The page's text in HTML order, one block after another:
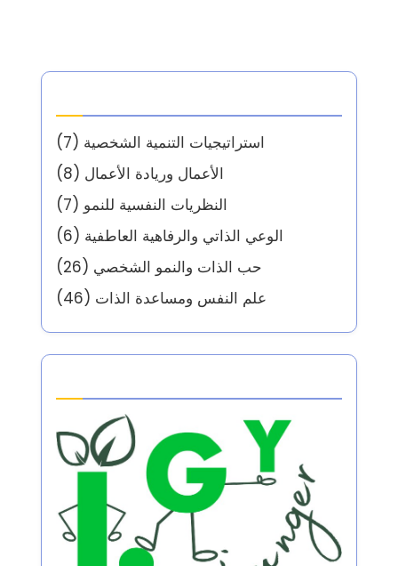
استراتيجيات التنمية الشخصية (7)
الأعمال وريادة الأعمال (8)
النظريات النفسية للنمو (7)
الوعي الذاتي والرفاهية العاطفية (6)
حب الذات والنمو الشخصي (26)
علم النفس ومساعدة الذات (46)